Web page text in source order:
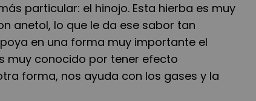
particular: el hinojo. Esta hierba es muy
anetol, lo que le da ese sabor tan
en una forma muy importante el
muy conocido por tener efecto
forma, nos ayuda con los gases y la